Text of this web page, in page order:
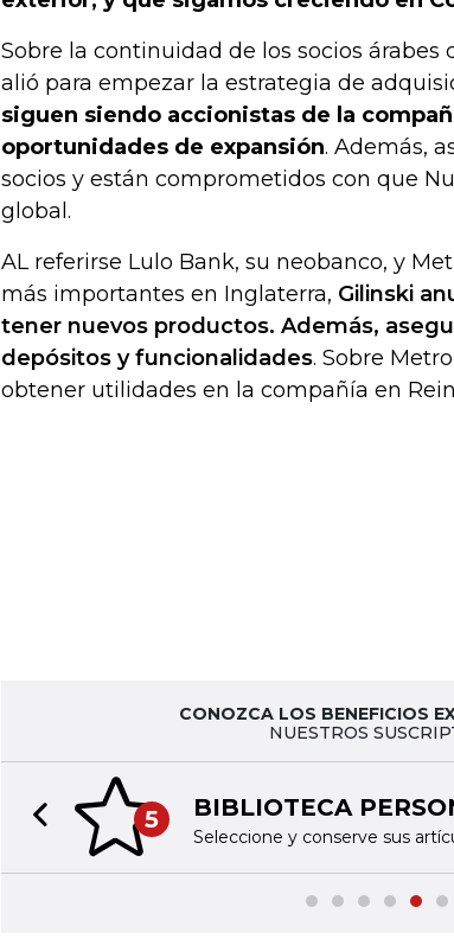
Sobre la continuidad de los socios árabes
alió para empezar la estrategia de
siguen siendo accionistas de la
oportunidades de expansión. Además,
socios y están comprometidos con que
global.
AL referirse Lulo Bank, su neobanco, y
más importantes en Inglaterra, Gilinski
tener nuevos productos. Además,
depósitos y funcionalidades. Sobre
obtener utilidades en la compañía en
CONOZCA LOS BENEFICIOS
NUESTROS
5 BIBLIOTECA
Seleccione y conserve sus
Previous slide